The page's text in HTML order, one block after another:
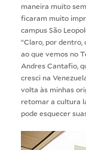
maneira muito
ficaram muito
campus São
“Claro, por
ao que vemos no
Andres Cantafio,
cresci na
volta às minhas
retomar a cultura
pode esquecer